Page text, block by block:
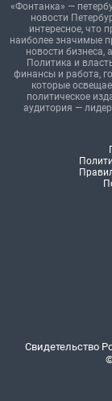
«Фонтанка» —
новости
интересное, что
наиболее значимые
новости бизнеса,
Политика и
финансы и работа,
которые
политическое
аудитория —
Свидетельство